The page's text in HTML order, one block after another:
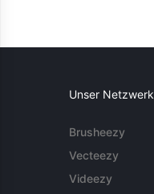
Unser Netzwerk
Brusheezy
Vecteezy
Videezy